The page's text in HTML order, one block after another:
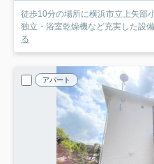
徒歩10分の場所に横浜市立上矢部
独立・浴室乾燥機など充実した設
る
アパート